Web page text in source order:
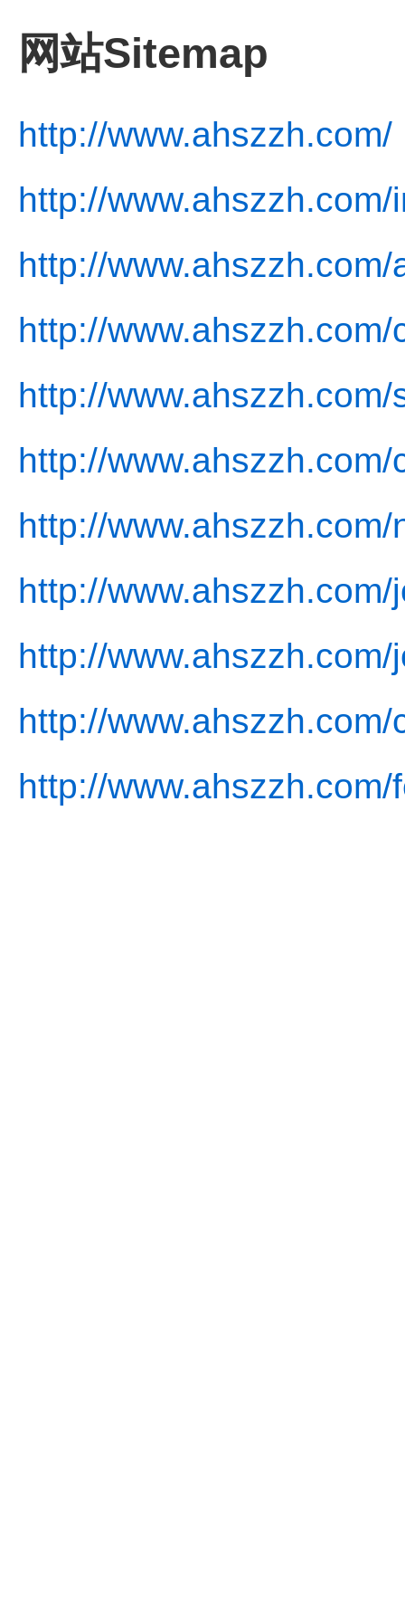
网站Sitemap
http://www.ahszzh.com/
http://www.ahszzh.com/
http://www.ahszzh.com/
http://
http://
http://www.ahszzh.com/
http://www.ahszzh.com/
http://www.ahszzh.com/
http://www.ahszzh.com/
http://
http://